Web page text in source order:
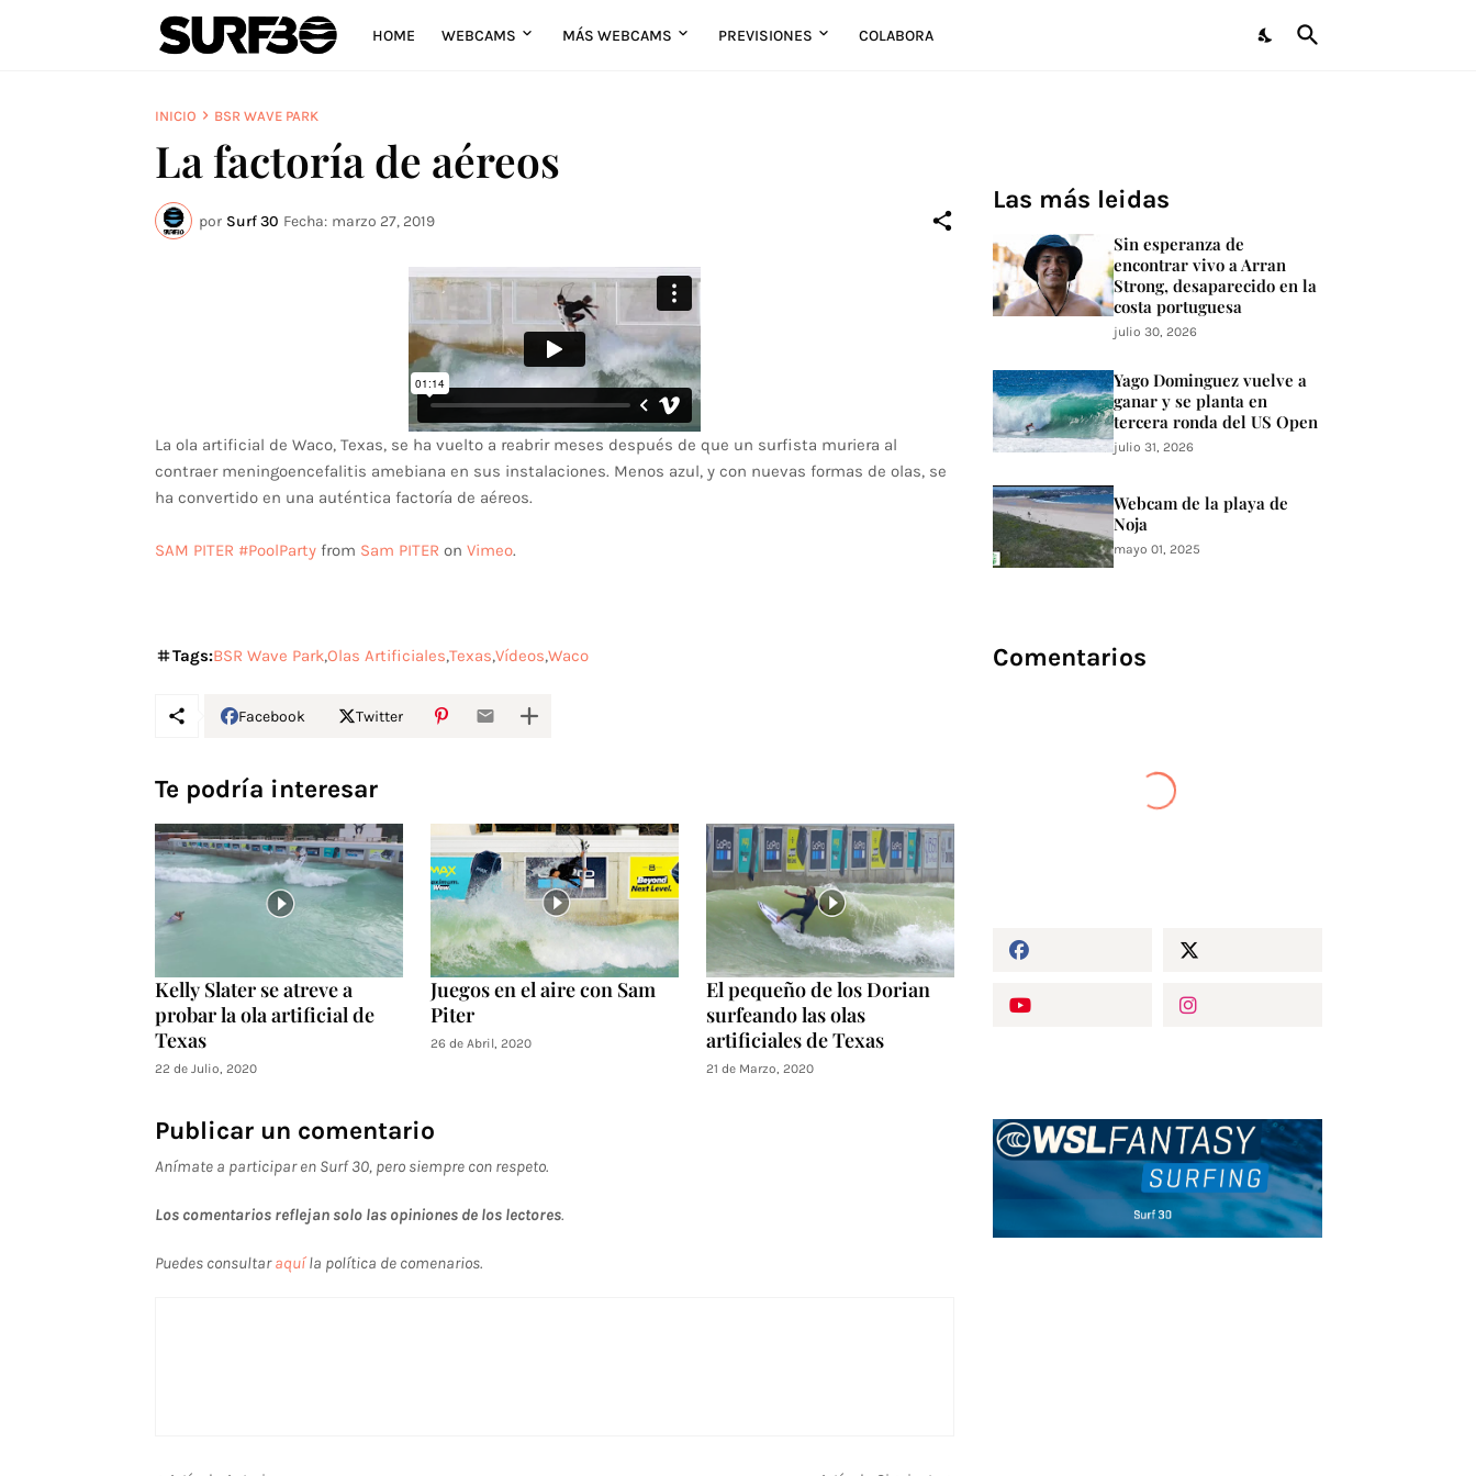
HOME WEBCAMS MÁS WEBCAMS PREVISIONES COLABORA
INICIO BSR WAVE PARK
La factoría de aéreos
por Surf 30 Fecha: marzo 27, 2019
La ola artificial de Waco, Texas, se ha vuelto a reabrir meses después de que un surfista muriera al
contraer meningoencefalitis amebiana en sus instalaciones. Menos azul, y con nuevas formas de olas, se
ha convertido en una auténtica factoría de aéreos.
SAM PITER #PoolPartyfrom Sam PITER on Vimeo.
Tags:BSR Wave ParkOlas ArtificialesTexasVídeosWaco
Facebook Twitter
Te podría interesar
Kelly Slater se atreve a
probar la ola artificial de
Texas
22 de Julio, 2020
Juegos en el aire con Sam
Piter
26 de Abril, 2020
El pequeño de los Dorian
surfeando las olas
artificiales de Texas
21 de Marzo, 2020
Publicar un comentario
Anímate a participar en Surf 30, pero siempre con respeto.
Los comentarios reflejan solo las opiniones de los lectores.
Puedes consultaraquíla política de comenarios.
Las más leidas
Sin esperanza de
encontrar vivo a Arran
Strong, desaparecido en la
costa portuguesa
julio 30, 2026
Yago Dominguez vuelve a
ganar y se planta en
tercera ronda del US Open
julio 31, 2026
Webcam de la playa de
Noja
mayo 01, 2025
Comentarios